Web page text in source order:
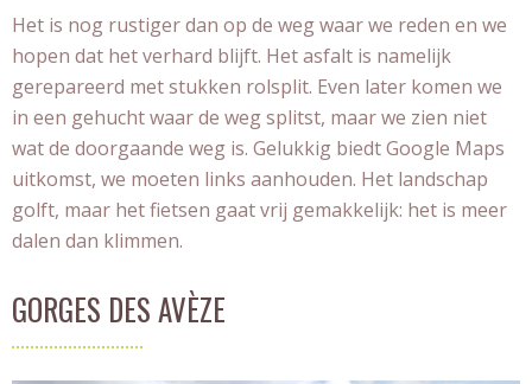
Het is nog rustiger dan op de weg waar we reden en we
hopen dat het verhard blijft. Het asfalt is namelijk
gerepareerd met stukken rolsplit. Even later komen we
in een gehucht waar de weg splitst, maar we zien niet
wat de doorgaande weg is. Gelukkig biedt Google Maps
uitkomst, we moeten links aanhouden. Het landschap
golft, maar het fietsen gaat vrij gemakkelijk: het is meer
dalen dan klimmen.
GORGES DES AVÈZE